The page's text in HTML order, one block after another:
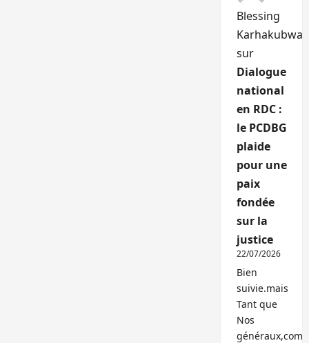
Blessing
Karhakubwa
sur
Dialogue
national
en RDC :
le PCDBG
plaide
pour une
paix
fondée
sur la
justice
22/07/2026
Bien
suivie.mais
Tant que
Nos
généraux,com